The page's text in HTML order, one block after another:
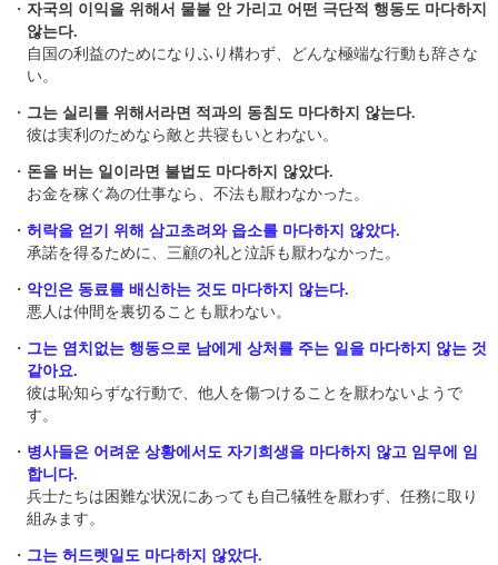
・ 자국의 이익을 위해서 물불 안 가리고 어떤 극단적 행동도 마다하지
않는다.
自国の利益のためになりふり構わず、どんな極端な行動も辞さな
い。
・ 그는 실리를 위해서라면 적과의 동침도 마다하지 않는다.
彼は実利のためなら敵と共寝もいとわない。
・ 돈을 버는 일이라면 불법도 마다하지 않았다.
お金を稼ぐ為の仕事なら、不法も厭わなかった。
・ 허락을 얻기 위해 삼고초려와 읍소를 마다하지 않았다.
承諾を得るために、三顧の礼と泣訴も厭わなかった。
・ 악인은 동료를 배신하는 것도 마다하지 않는다.
悪人は仲間を裏切ることも厭わない。
・ 그는 염치없는 행동으로 남에게 상처를 주는 일을 마다하지 않는 것
같아요.
彼は恥知らずな行動で、他人を傷つけることを厭わないようで
す。
・ 병사들은 어려운 상황에서도 자기희생을 마다하지 않고 임무에 임
합니다.
兵士たちは困難な状況にあっても自己犠牲を厭わず、任務に取り
組みます。
・ 그는 허드렛일도 마다하지 않았다.